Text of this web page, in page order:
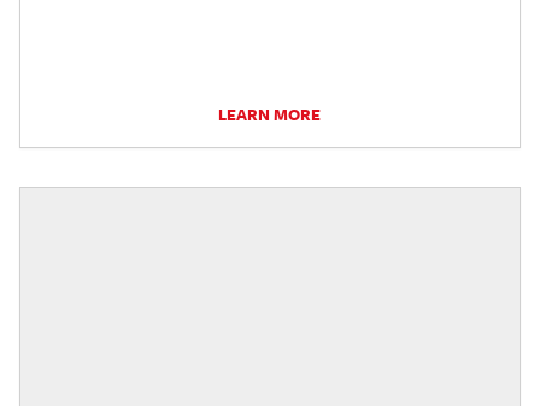
LEARN MORE